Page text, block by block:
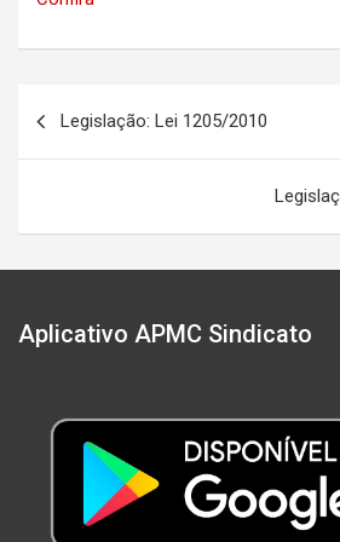
Legislação: Lei 1205/2010
Aplicativo APMC Sindicato